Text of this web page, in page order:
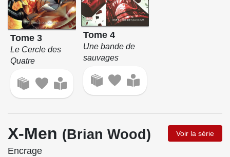
Tome 3
Le Cercle des
Quatre
Tome 4
Une bande de
sauvages
X-Men (Brian Wood) Voir la série
Encrage